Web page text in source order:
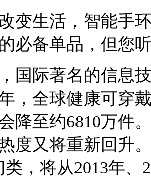
生活，智能手环
必备单品，但您
际著名的信息技
，全球健康可穿
降至约6810万件
度又将重新回升
类，将从2013年